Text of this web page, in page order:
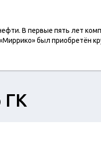
В первые пять лет
был приобретён
ГК